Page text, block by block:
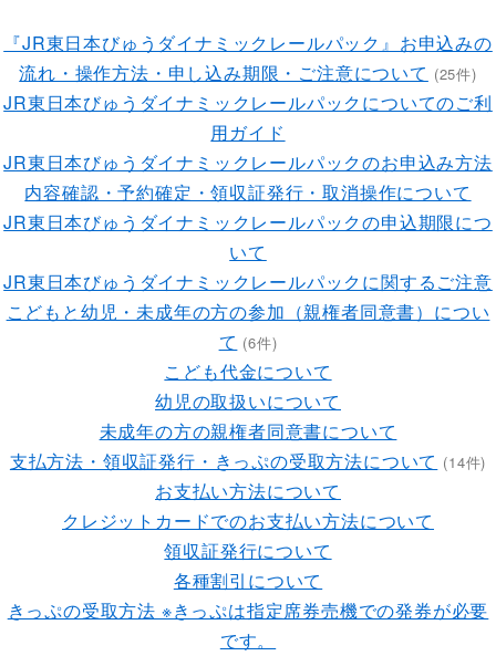
『JR東日本びゅうダイナミックレールパック』お申込みの
流れ・操作方法・申し込み期限・ご注意について (25件)
JR東日本びゅうダイナミックレールパックについてのご利
用ガイド
JR東日本びゅうダイナミックレールパックのお申込み方法
内容確認・予約確定・領収証発行・取消操作について
JR東日本びゅうダイナミックレールパックの申込期限につ
いて
JR東日本びゅうダイナミックレールパックに関するご注意
こどもと幼児・未成年の方の参加（親権者同意書）につい
て (6件)
こども代金について
幼児の取扱いについて
未成年の方の親権者同意書について
支払方法・領収証発行・きっぷの受取方法について (14件)
お支払い方法について
クレジットカードでのお支払い方法について
領収証発行について
各種割引について
きっぷの受取方法 ※きっぷは指定席券売機での発券が必要
です。